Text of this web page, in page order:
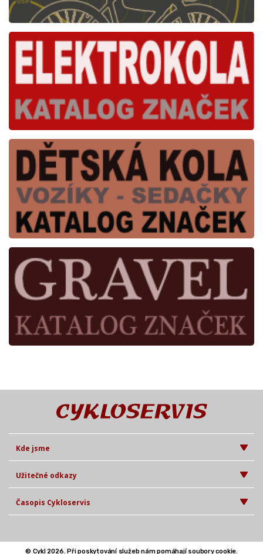
Kde jsme
Užitečné odkazy
Časopis Cykloservis
© Cykl 2026. Při poskytování služeb nám pomáhají soubory cookie.